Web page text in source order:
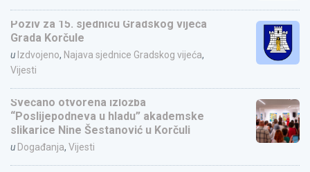
Poziv za 15. sjednicu Gradskog vijeća
Grada Korčule
u Izdvojeno, Najava sjednice Gradskog vijeća,
Vijesti
Svečano otvorena izložba
“Poslijepodneva u hladu” akademske
slikarice Nine Šestanović u Korčuli
u Događanja, Vijesti